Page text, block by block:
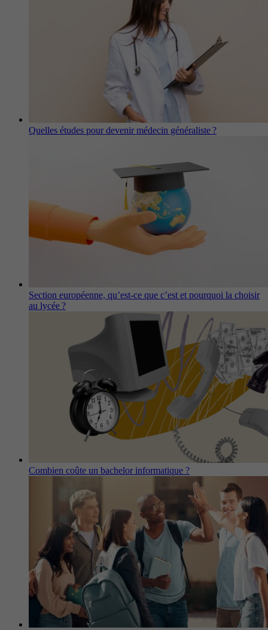
Quelles études pour devenir médecin généraliste ?
Section européenne, qu’est-ce que c’est et pourquoi la choisir
au lycée ?
Combien coûte un bachelor informatique ?